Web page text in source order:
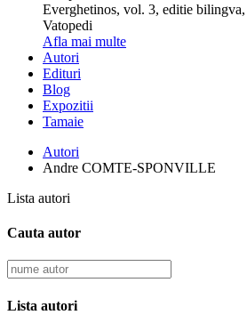
Everghetinos, vol. 3, editie
Vatopedi
Afla mai multe
Autori
Edituri
Blog
Expozitii
Tamaie
Autori
Andre COMTE-SPONVILLE
Lista autori
Cauta autor
Lista autori